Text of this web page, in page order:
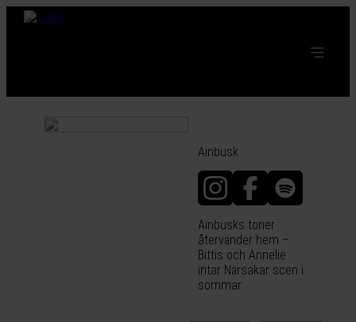
Ainbusk
Ainbusks toner
återvänder hem –
Bittis och Annelie
intar Närsakar scen i
sommar